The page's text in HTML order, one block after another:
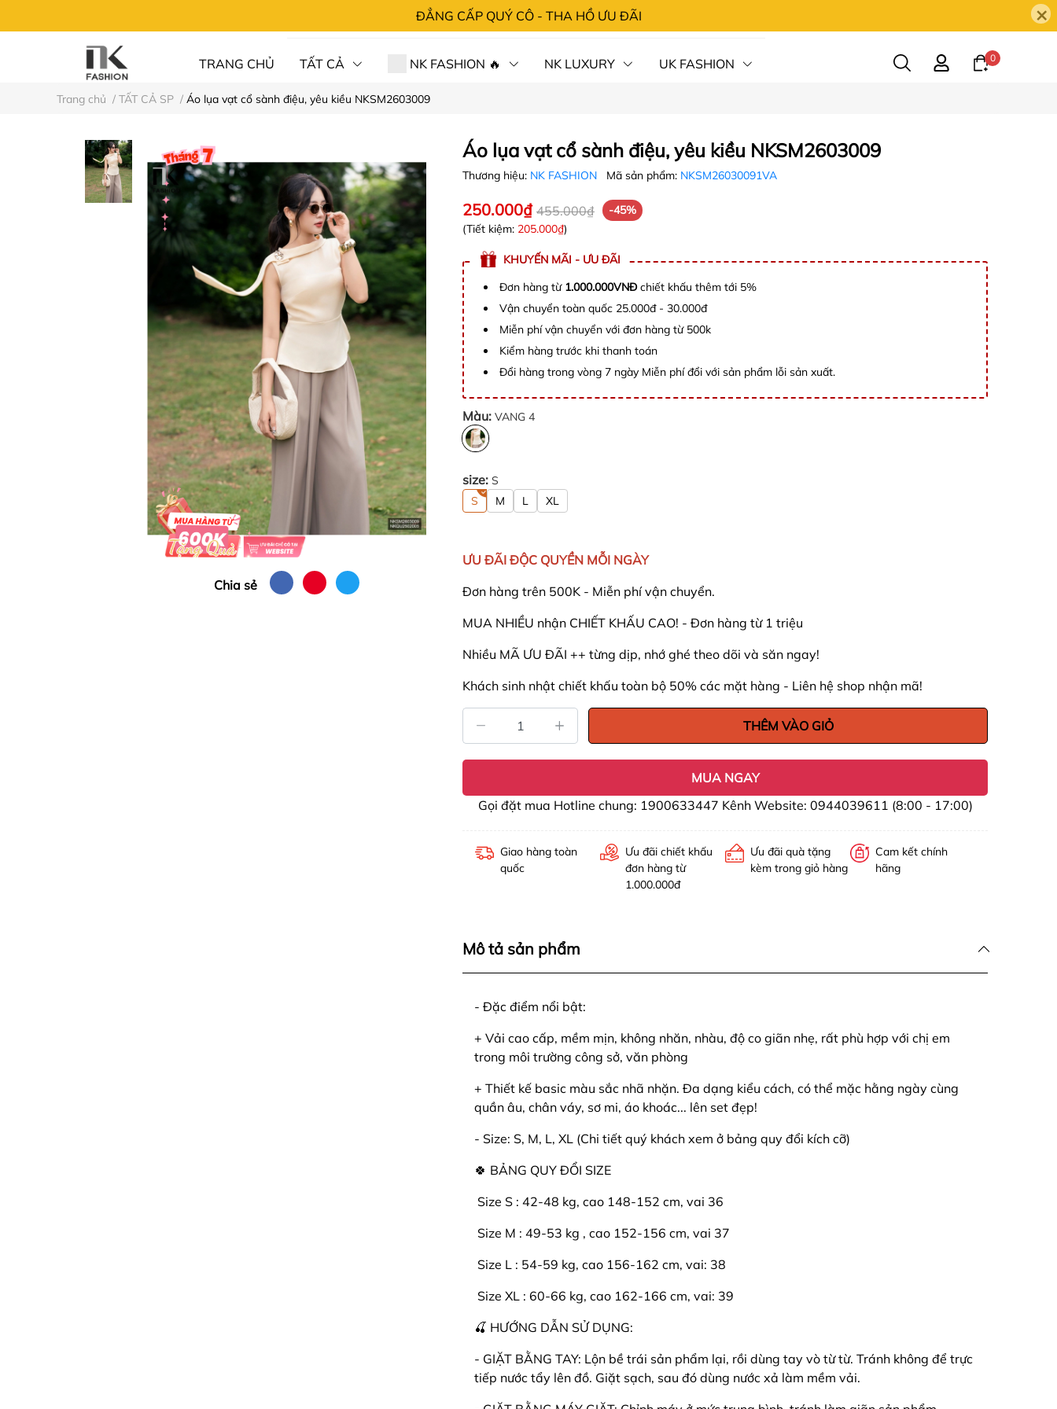
ĐẲNG CẤP QUÝ CÔ - THA HỒ ƯU ĐÃI ×
TRANG CHỦ TẤT CẢ NK FASHION 🔥 NK LUXURY UK FASHION 0
Trang chủ / TẤT CẢ SP / Áo lụa vạt cổ sành điệu, yêu kiều NKSM2603009
Chia sẻ
Áo lụa vạt cổ sành điệu, yêu kiều NKSM2603009
Thương hiệu: NK FASHION Mã sản phẩm: NKSM26030091VA
250.000₫ 455.000₫
-45%
(Tiết kiệm: 205.000₫)
KHUYẾN MÃI - ƯU ĐÃI
Đơn hàng từ 1.000.000VNĐchiết khấu thêm tới 5%
Vận chuyển toàn quốc 25.000đ - 30.000đ
Miễn phí vận chuyển với đơn hàng từ 500k
Kiểm hàng trước khi thanh toán
Đổi hàng trong vòng 7 ngày Miễn phí đổi với sản phẩm lỗi sản xuất.
Màu: VANG 4
size: S
S
M L XL
ƯU ĐÃI ĐỘC QUYỀN MỖI NGÀY
Đơn hàng trên 500K - Miễn phí vận chuyển.
MUA NHIỀU nhận CHIẾT KHẤU CAO! - Đơn hàng từ 1 triệu
Nhiều MÃ ƯU ĐÃI ++ từng dịp, nhớ ghé theo dõi và săn ngay!
Khách sinh nhật chiết khấu toàn bộ 50% các mặt hàng - Liên hệ shop nhận mã!
THÊM VÀO GIỎ
MUA NGAY
Gọi đặt mua Hotline chung: 1900633447 Kênh Website: 0944039611 (8:00 - 17:00)
Giao hàng toàn
quốc
Ưu đãi chiết khấu
đơn hàng từ
1.000.000đ
Ưu đãi quà tặng
kèm trong giỏ hàng
Cam kết chính
hãng
Mô tả sản phẩm
- Đặc điểm nổi bật:
+ Vải cao cấp, mềm mịn, không nhăn, nhàu, độ co giãn nhẹ, rất phù hợp với chị em
trong môi trường công sở, văn phòng
+ Thiết kế basic màu sắc nhã nhặn. Đa dạng kiểu cách, có thể mặc hằng ngày cùng
quần âu, chân váy, sơ mi, áo khoác... lên set đẹp!
- Size: S, M, L, XL (Chi tiết quý khách xem ở bảng quy đổi kích cỡ)
🍀 BẢNG QUY ĐỔI SIZE
️ Size S : 42-48 kg, cao 148-152 cm, vai 36
️ Size M : 49-53 kg , cao 152-156 cm, vai 37
️ Size L : 54-59 kg, cao 156-162 cm, vai: 38
️ Size XL : 60-66 kg, cao 162-166 cm, vai: 39
🍒 HƯỚNG DẪN SỬ DỤNG:
- GIẶT BẰNG TAY: Lộn bề trái sản phẩm lại, rồi dùng tay vò từ từ. Tránh không để trực
tiếp nước tẩy lên đồ. Giặt sạch, sau đó dùng nước xả làm mềm vải.